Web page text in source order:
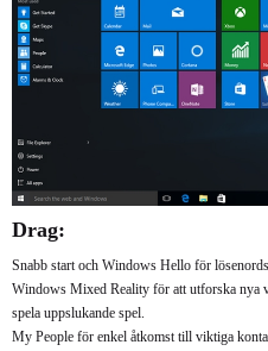
Drag:
Snabb start och Windows Hello för
Windows Mixed Reality för att utforska nya
spela uppslukande spel.
My People för enkel åtkomst till viktiga